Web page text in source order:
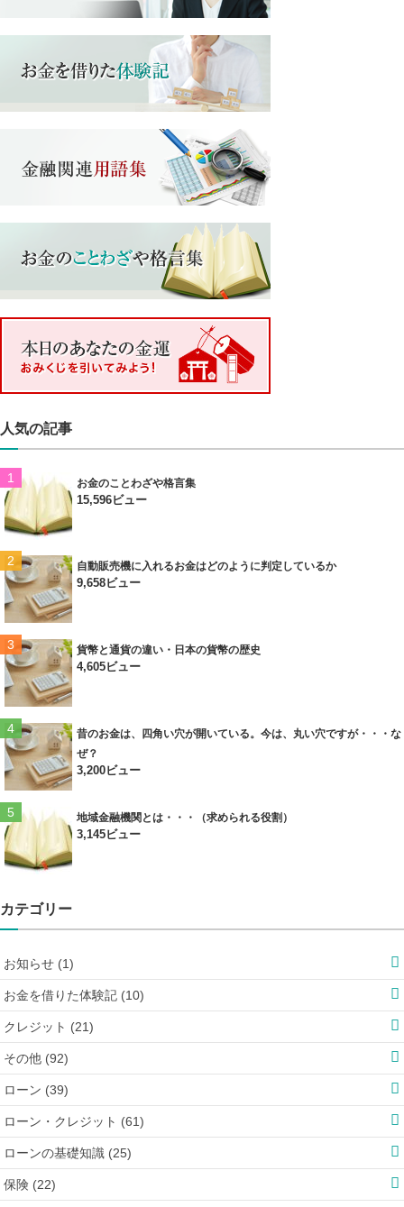
人気の記事
お金のことわざや格言集
15,596ビュー
自動販売機に入れるお金はどのように判定しているか
9,658ビュー
貨幣と通貨の違い・日本の貨幣の歴史
4,605ビュー
昔のお金は、四角い穴が開いている。今は、丸い穴ですが・・・な
ぜ？
3,200ビュー
地域金融機関とは・・・（求められる役割）
3,145ビュー
カテゴリー
お知らせ (1)
お金を借りた体験記 (10)
クレジット (21)
その他 (92)
ローン (39)
ローン・クレジット (61)
ローンの基礎知識 (25)
保険 (22)